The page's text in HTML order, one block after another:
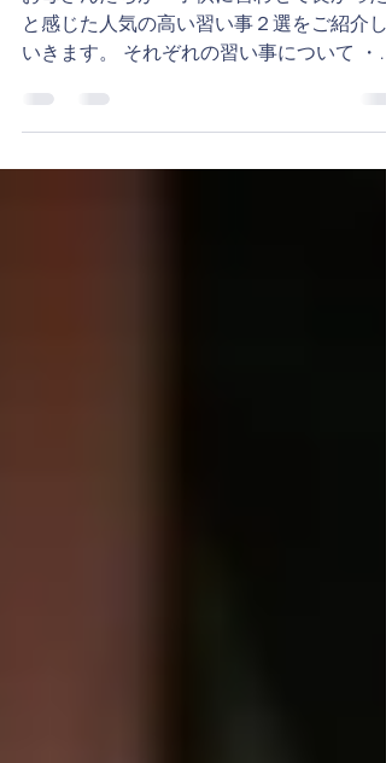
お母さんにおすすめした
い子供の習い事２選
お母さんたちが「子供に習わせて良かった
と感じた人気の高い習い事２選をご紹介し
いきます。 それぞれの習い事について ・習